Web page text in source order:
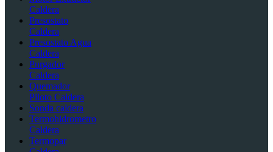
Caldera
Presostato
Caldera
Presostato Agua
Caldera
Purgador
Caldera
Quemador
Piloto Caldera
Sonda caldera
Termohidrometro
Caldera
Termopar